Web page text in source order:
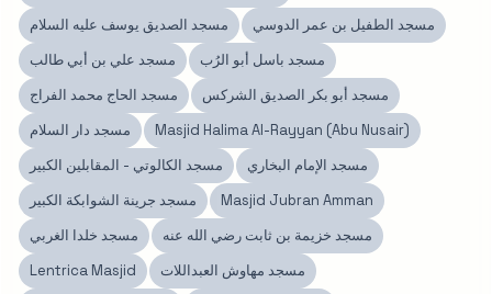
مسجد الصديق يوسف عليه السلام
مسجد الطفيل بن عمر الدوسي
مسجد علي بن أبي طالب
مسجد باسل أبو الرُب
مسجد الحاج محمد الفراج
مسجد أبو بكر الصديق الشركس
مسجد دار السلام
Masjid Halima Al-Rayyan (Abu Nusair)
مسجد الكالوتي - المقابلين الكبير
مسجد الإمام البخاري
مسجد جرينة الشوابكة الكبير
Masjid Jubran Amman
مسجد خلدا الغربي
مسجد خزيمة بن ثابت رضي الله عنه
Lentrica Masjid
مسجد مهاوش العبداللات